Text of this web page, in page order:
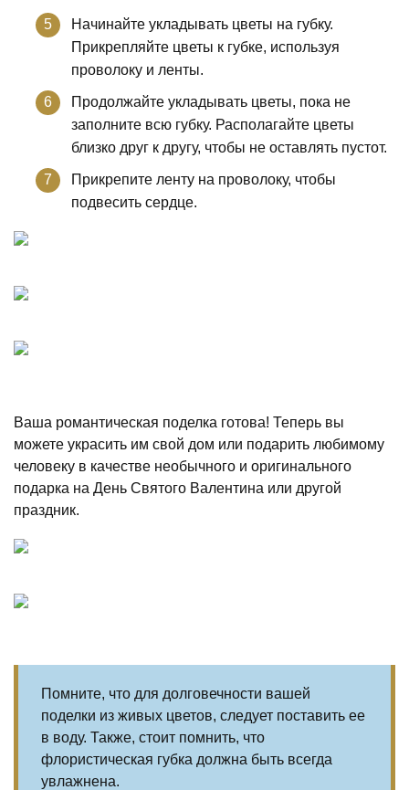
Начинайте укладывать цветы на губку.
Прикрепляйте цветы к губке, используя
проволоку и ленты.
Продолжайте укладывать цветы, пока не
заполните всю губку. Располагайте цветы
близко друг к другу, чтобы не оставлять пустот.
Прикрепите ленту на проволоку, чтобы
подвесить сердце.
Ваша романтическая поделка готова! Теперь вы
можете украсить им свой дом или подарить любимому
человеку в качестве необычного и оригинального
подарка на День Святого Валентина или другой
праздник.
Помните, что для долговечности вашей
поделки из живых цветов, следует поставить ее
в воду. Также, стоит помнить, что
флористическая губка должна быть всегда
увлажнена.